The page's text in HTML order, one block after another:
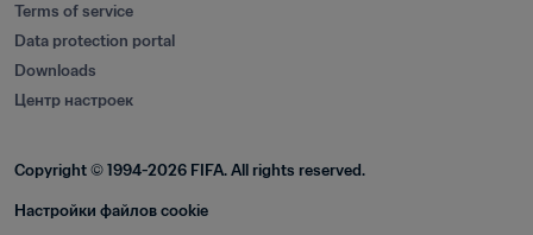
Terms of service
Data protection portal
Downloads
Центр настроек
Copyright © 1994-2026 FIFA. All rights reserved.
Настройки файлов cookie